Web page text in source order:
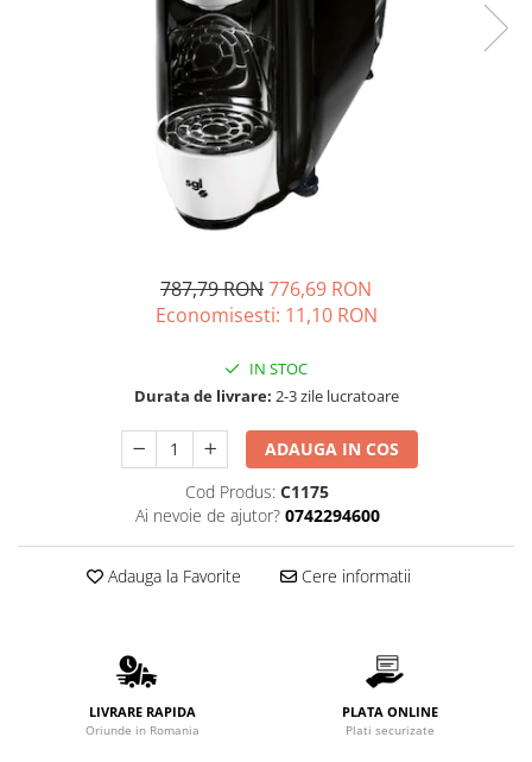
787,79 RON776,69 RON
Economisesti: 11,10 RON
IN STOC
Durata de livrare: 2-3 zile lucratoare
ADAUGA IN COS
Cod Produs: C1175
Ai nevoie de ajutor? 0742294600
Adauga la Favorite Cere informatii
LIVRARE RAPIDA
Oriunde in Romania
PLATA ONLINE
Plati securizate